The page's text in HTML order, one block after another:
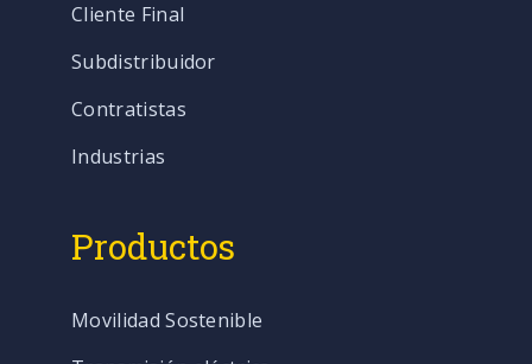
Cliente Final
Subdistribuidor
Contratistas
Industrias
Productos
Movilidad Sostenible